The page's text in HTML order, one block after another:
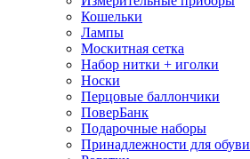
Кошельки
Лампы
Москитная сетка
Набор нитки + иголки
Носки
Перцовые баллончики
ПоверБанк
Подарочные наборы
Принадлежности для обуви